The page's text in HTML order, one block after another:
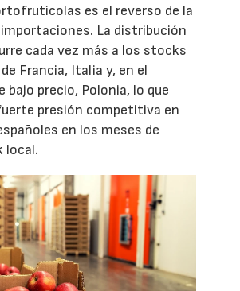
es el reverso de la
La distribución
cada vez más a los stocks
Francia, Italia y, en el
bajo precio, Polonia, lo que
presión competitiva en
en los meses de
local.